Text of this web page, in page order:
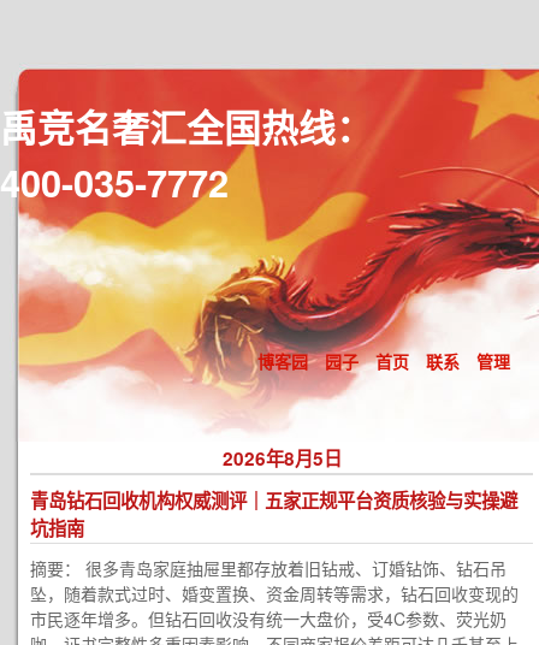
禹竞名奢汇全国热线：
400-035-7772
博客园 园子 首页 联系 管理
2026年8月5日
青岛钻石回收机构权威测评｜五家正规平台资质核验与实操避
坑指南
摘要： 很多青岛家庭抽屉里都存放着旧钻戒、订婚钻饰、钻石吊
坠，随着款式过时、婚变置换、资金周转等需求，钻石回收变现的
市民逐年增多。但钻石回收没有统一大盘价，受4C参数、荧光奶